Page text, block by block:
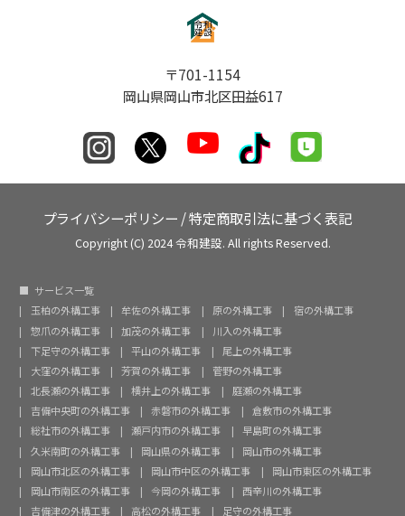
〒701-1154
岡山県岡山市北区田益617
プライバシーポリシー /特定商取引法に基づく表記
Copyright (C) 2024 令和建設. All rights Reserved.
サービス一覧
玉柏の外構工事
牟佐の外構工事 原の外構工事
宿の外構工事
惣爪の外構工事
加茂の外構工事
川入の外構工事
下足守の外構工事
平山の外構工事
尾上の外構工事
大窪の外構工事
芳賀の外構工事
菅野の外構工事
北長瀬の外構工事
横井上の外構工事
庭瀬の外構工事
吉備中央町の外構工事
赤磐市の外構工事
倉敷市の外構工事
総社市の外構工事
瀬戸内市の外構工事
早島町の外構工事
久米南町の外構工事
岡山県の外構工事
岡山市の外構工事
岡山市北区の外構工事
岡山市中区の外構工事
岡山市東区の外構工事
岡山市南区の外構工事
今岡の外構工事
西辛川の外構工事
吉備津の外構工事
高松の外構工事 足守の外構工事